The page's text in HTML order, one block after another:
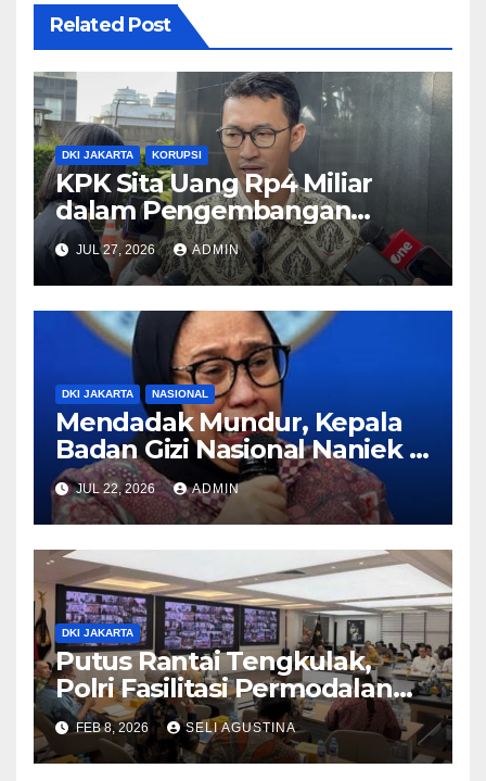
Related Post
DKI JAKARTA KORUPSI
KPK Sita Uang Rp4 Miliar
dalam Pengembangan
Kasus Dugaan Korupsi di
Rejang Lebong
JUL 27, 2026 ADMIN
DKI JAKARTA NASIONAL
Mendadak Mundur, Kepala
Badan Gizi Nasional Naniek S.
Deyang Pamit Jalani
Pengobatan
JUL 22, 2026 ADMIN
DKI JAKARTA
Putus Rantai Tengkulak,
Polri Fasilitasi Permodalan
KUR dan Penyerapan Bulog
bagi Petani Jagung
FEB 8, 2026 SELI AGUSTINA